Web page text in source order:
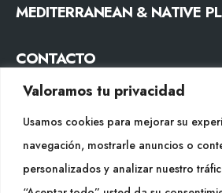
Valoramos tu privacidad
Usamos cookies para mejorar su
navegación, mostrarle anuncios o
personalizados y analizar nuestro
MEDITERRANEAN & NATIVE
CONTACTO
Tel. +34 977053013
SÍGUENOS